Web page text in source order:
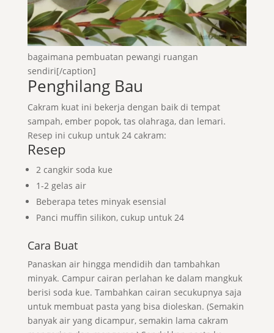
bagaimana pembuatan pewangi ruangan
sendiri[/caption]
Penghilang Bau
Cakram kuat ini bekerja dengan baik di tempat
sampah, ember popok, tas olahraga, dan lemari.
Resep ini cukup untuk 24 cakram:
Resep
2 cangkir soda kue
1-2 gelas air
Beberapa tetes minyak esensial
Panci muffin silikon, cukup untuk 24
Cara Buat
Panaskan air hingga mendidih dan tambahkan
minyak. Campur cairan perlahan ke dalam mangkuk
berisi soda kue. Tambahkan cairan secukupnya saja
untuk membuat pasta yang bisa dioleskan. (Semakin
banyak air yang dicampur, semakin lama cakram